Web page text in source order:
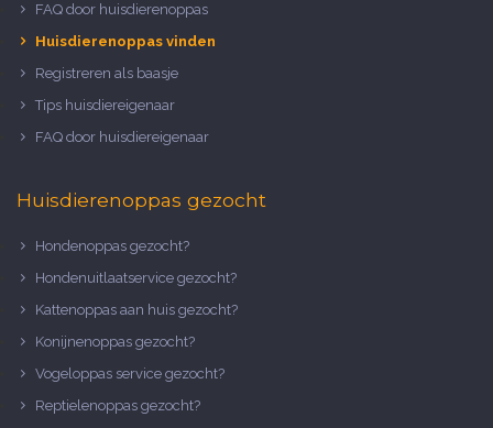
FAQ door huisdierenoppas
Huisdierenoppas vinden
Registreren als baasje
Tips huisdiereigenaar
FAQ door huisdiereigenaar
Huisdierenoppas gezocht
Hondenoppas gezocht?
Hondenuitlaatservice gezocht?
Kattenoppas aan huis gezocht?
Konijnenoppas gezocht?
Vogeloppas service gezocht?
Reptielenoppas gezocht?